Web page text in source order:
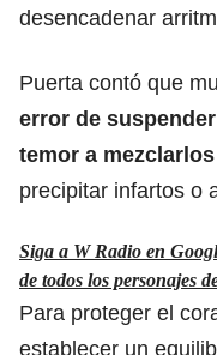
desencadenar
Puerta contó que
error de
temor a
precipitar infartos o
Siga a W Radio en
de todos los personajes
Para proteger el
establecer un